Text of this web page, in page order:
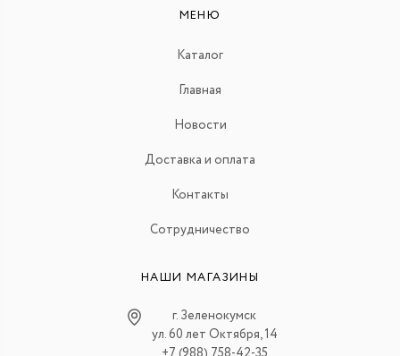
МЕНЮ
Каталог
Главная
Новости
Доставка и оплата
Контакты
Сотрудничество
НАШИ МАГАЗИНЫ
г. Зеленокумск
ул. 60 лет Октября, 14